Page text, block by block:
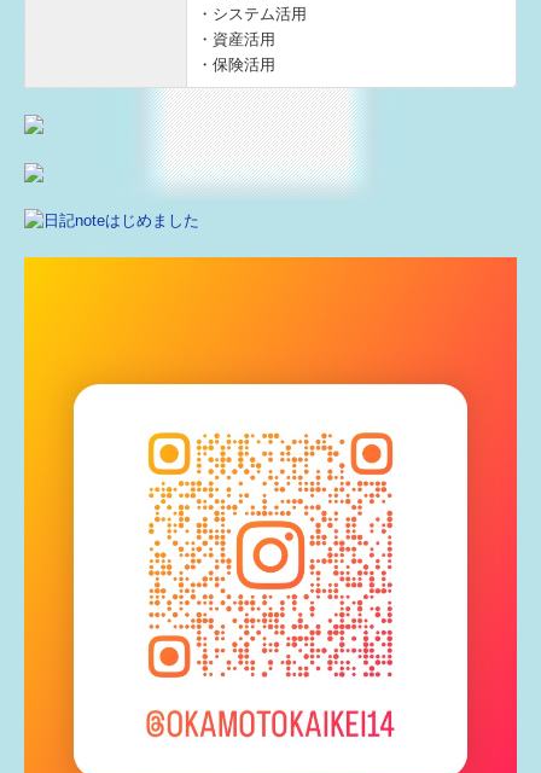
・システム活用
・資産活用
・保険活用